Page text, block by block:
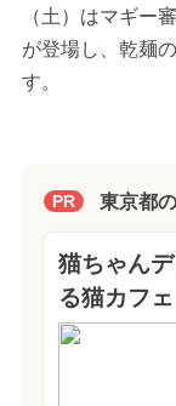
（土）はマギー
が登場し、乾麺
す。
PR 東京都
猫ちゃん
る猫カフェ